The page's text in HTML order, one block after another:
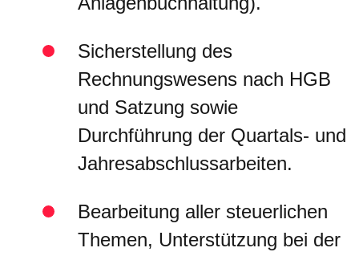
Sicherstellung des
Rechnungswesens nach HGB
und Satzung sowie
Durchführung der Quartals- und
Jahresabschlussarbeiten.
Bearbeitung aller steuerlichen
Themen, Unterstützung bei der